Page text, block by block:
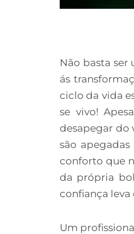
Não basta
ás
ciclo da vida
se vivo!
desapegar do
são
conforto que
da própria
confiança leva
Um